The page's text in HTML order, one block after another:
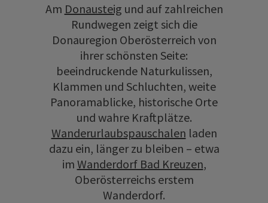
Am Donausteig und auf zahlreichen
Rundwegen zeigt sich die
Donauregion Oberösterreich von
ihrer schönsten Seite:
beeindruckende Naturkulissen,
Klammen und Schluchten, weite
Panoramablicke, historische Orte
und wahre Kraftplätze.
Wanderurlaubspauschalen laden
dazu ein, länger zu bleiben – etwa
im Wanderdorf Bad Kreuzen,
Oberösterreichs erstem
Wanderdorf.